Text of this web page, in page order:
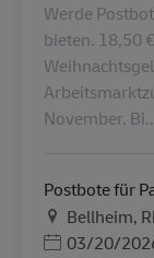
Werde
bieten. 18,50
November.
Postbote für
Bellheim,
Дата03/20/